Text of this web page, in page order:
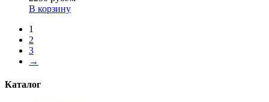
В корзину
1
2
3
→
Каталог